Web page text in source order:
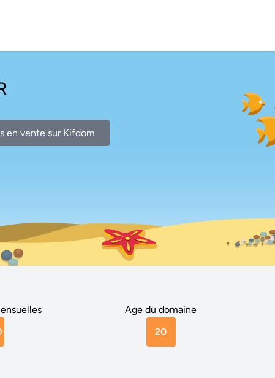
en vente sur Kifdom
Age du domaine
20